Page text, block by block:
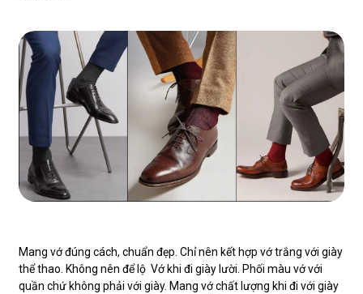
Mang vớ đúng cách, chuẩn đẹp. Chỉ nên kết hợp vớ trắng với giày
thể thao. Không nên để lộ Vớ khi đi giày lười. Phối màu vớ với
quần chứ không phải với giày. Mang vớ chất lượng khi đi với giày